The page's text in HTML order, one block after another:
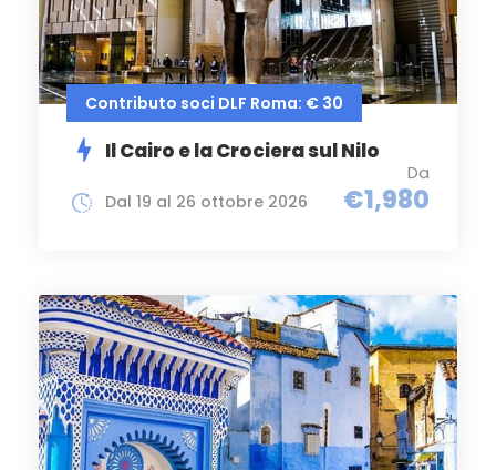
Contributo soci DLF Roma: € 30
Il Cairo e la Crociera sul Nilo
Da
€1,980
Dal 19 al 26 ottobre 2026